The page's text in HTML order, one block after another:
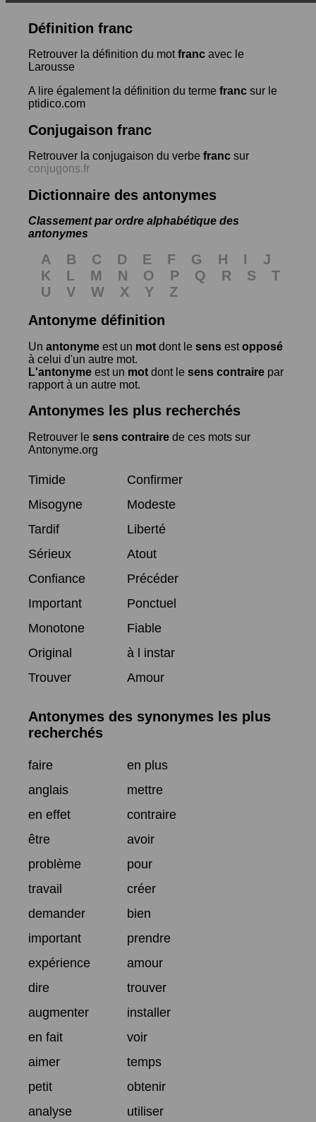
Définition franc
Retrouver la définition du motfranc avec le
Larousse
A lire également la définition du terme franc sur le
ptidico.com
Conjugaison franc
Retrouver la conjugaison du verbe franc sur
conjugons.fr
Dictionnaire des antonymes
Classement par ordre alphabétique des
antonymes
A B C D E F G H I
J
K
L M N O P Q R S
T
U
V W X Y
Z
Antonyme définition
Un antonyme est un mot dont le sens estopposé
à celui d'un autre mot.
L'antonyme est un mot dont le sens contraire par
rapport à un autre mot.
Antonymes les plus recherchés
Retrouver le sens contraire de ces mots sur
Antonyme.org
Timide
Confirmer
Misogyne
Modeste
Tardif
Liberté
Sérieux
Atout
Confiance
Précéder
Important
Ponctuel
Monotone
Fiable
Original
à l instar
Trouver
Amour
Antonymes des synonymes les plus
recherchés
faire
en plus
anglais
mettre
en effet
contraire
être
avoir
problème
pour
travail
créer
demander
bien
important
prendre
expérience
amour
dire
trouver
augmenter
installer
en fait
voir
aimer
temps
petit
obtenir
analyse
utiliser